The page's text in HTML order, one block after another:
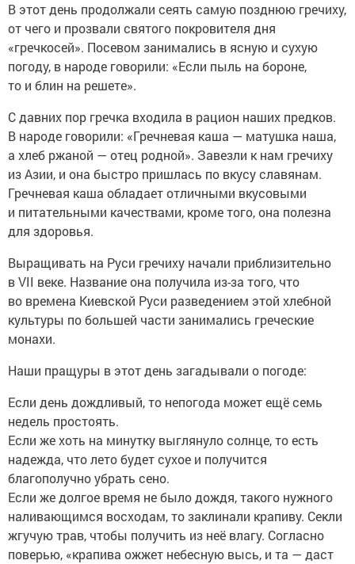
В этот день продолжали сеять самую позднюю гречиху,
от чего и прозвали святого покровителя дня
«гречкосей». Посевом занимались в ясную и сухую
погоду, в народе говорили: «Если пыль на бороне,
то и блин на решете».
С давних пор гречка входила в рацион наших предков.
В народе говорили: «Гречневая каша — матушка наша,
а хлеб ржаной — отец родной». Завезли к нам гречиху
из Азии, и она быстро пришлась по вкусу славянам.
Гречневая каша обладает отличными вкусовыми
и питательными качествами, кроме того, она полезна
для здоровья.
Выращивать на Руси гречиху начали приблизительно
в VII веке. Название она получила из-за того, что
во времена Киевской Руси разведением этой хлебной
культуры по большей части занимались греческие
монахи.
Наши пращуры в этот день загадывали о погоде:
Если день дождливый, то непогода может ещё семь
недель простоять.
Если же хоть на минутку выглянуло солнце, то есть
надежда, что лето будет сухое и получится
благополучно убрать сено.
Если же долгое время не было дождя, такого нужного
наливающимся восходам, то заклинали крапиву. Секли
жгучую трав, чтобы получить из неё влагу. Согласно
поверью, «крапива ожжет небесную высь, и та — даст